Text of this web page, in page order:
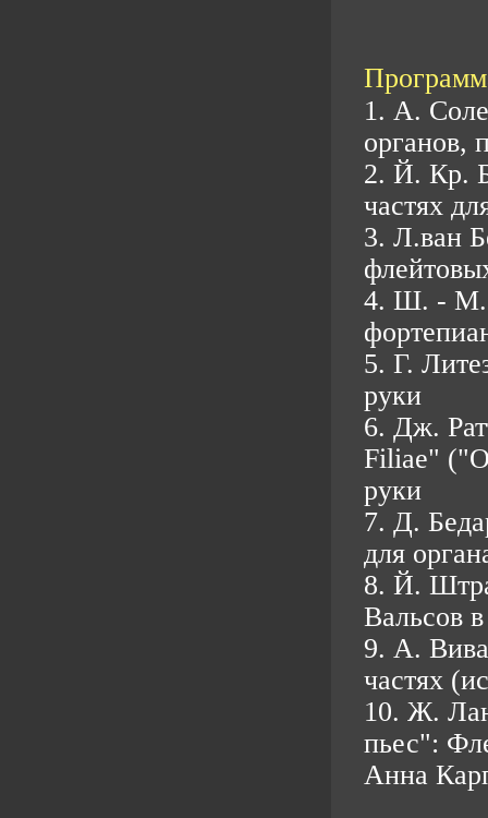
1. А.
органов,
2. Й. Кр.
частях
3. Л.ван
4. Ш. - М.
5. Г.
руки
6. Дж.
Filiae" ("О
руки
7. Д.
для
8. Й.
Вальсов
9. А.
частях
10. Ж.
пьес":
Анна